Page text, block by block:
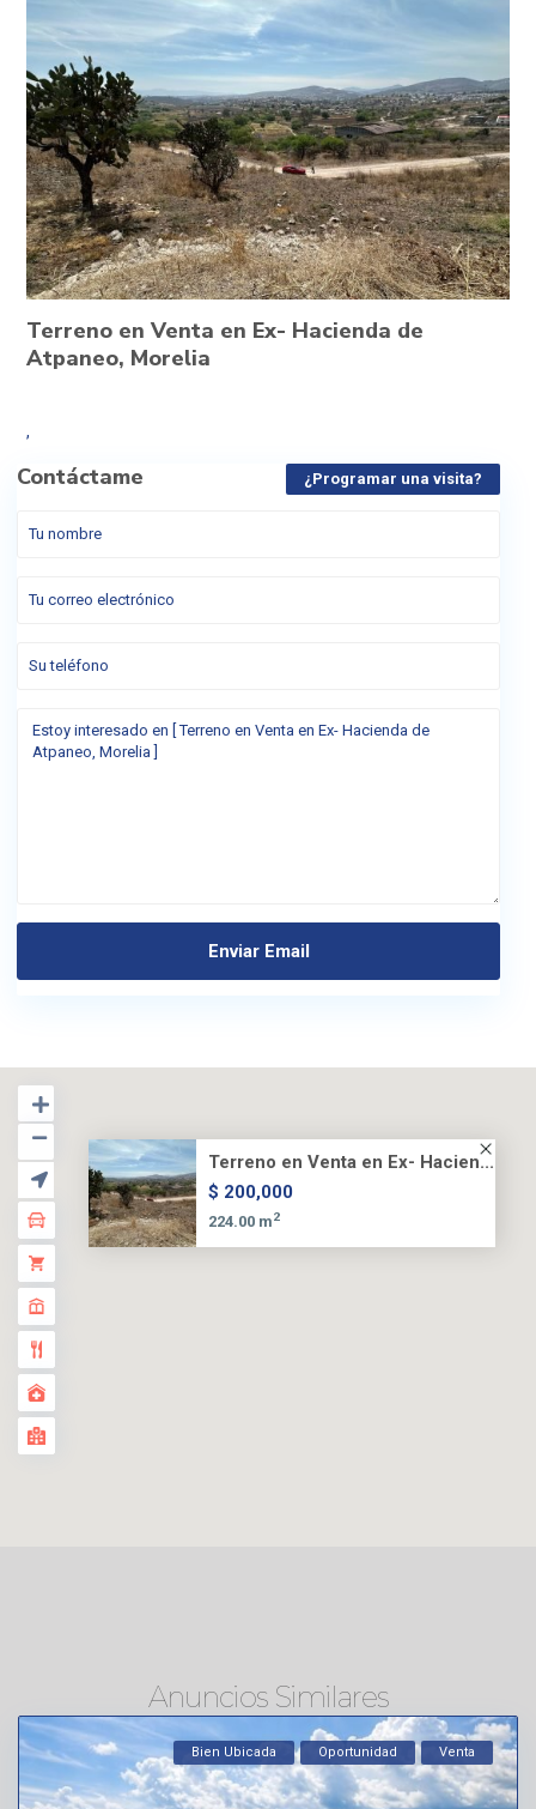
Terreno en Venta en Ex- Hacienda de
Atpaneo, Morelia
,
Contáctame ¿Programar una visita?
Terreno en Venta en Ex- Hacien...
$ 200,000
224.00 m2
Anuncios Similares
Bien Ubicada Oportunidad Venta